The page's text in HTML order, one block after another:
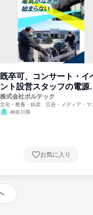
既卒可、コンサート・イ
ント設営スタッフの電源
門
株式会社ボルテック
文化・教養・娯楽、広告・メディア・マ
ミ、電力・ガス・水道・エネルギー
神奈川県
お気に入り